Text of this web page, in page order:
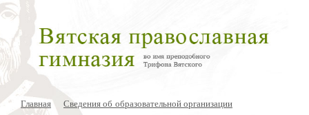
Главная
Сведения об образовательной организации